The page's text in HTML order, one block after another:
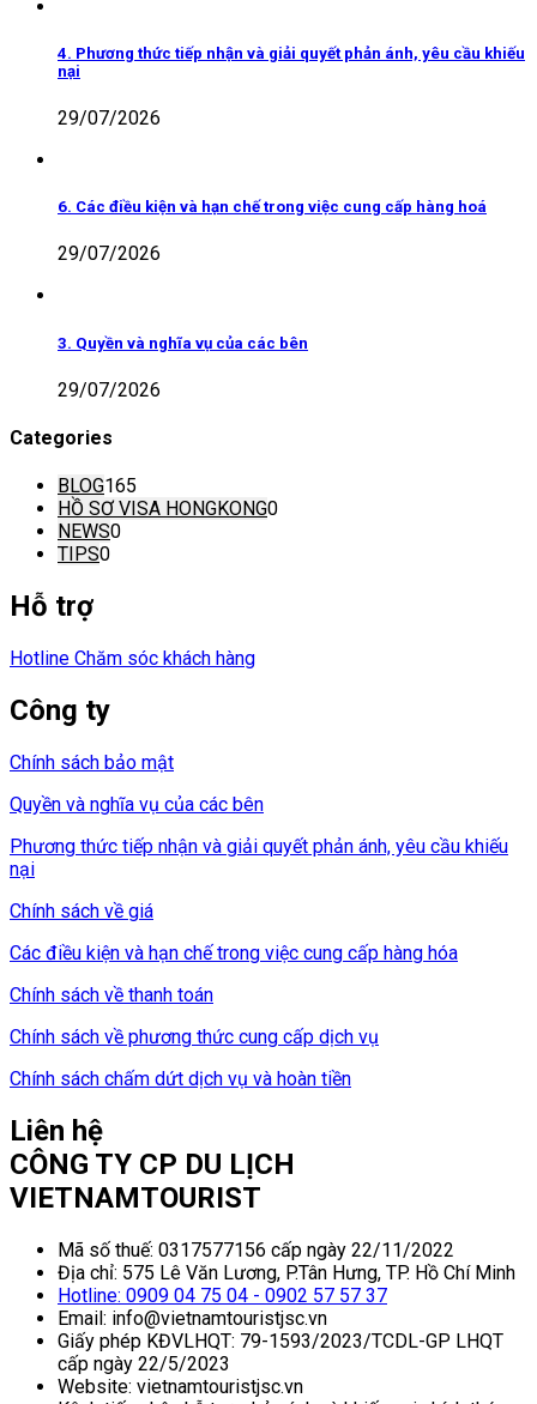
4. Phương thức tiếp nhận và giải quyết phản ánh, yêu cầu khiếu
nại
29/07/2026
6. Các điều kiện và hạn chế trong việc cung cấp hàng hoá
29/07/2026
3. Quyền và nghĩa vụ của các bên
29/07/2026
Categories
BLOG165
HỒ SƠ VISA HONGKONG0
NEWS0
TIPS0
Hỗ trợ
Hotline Chăm sóc khách hàng
Công ty
Chính sách bảo mật
Quyền và nghĩa vụ của các bên
Phương thức tiếp nhận và giải quyết phản ánh, yêu cầu khiếu
nại
Chính sách về giá
Các điều kiện và hạn chế trong việc cung cấp hàng hóa
Chính sách về thanh toán
Chính sách về phương thức cung cấp dịch vụ
Chính sách chấm dứt dịch vụ và hoàn tiền
Liên hệ
CÔNG TY CP DU LỊCH
VIETNAMTOURIST
Mã số thuế: 0317577156 cấp ngày 22/11/2022
Địa chỉ: 575 Lê Văn Lương, P.Tân Hưng, TP. Hồ Chí Minh
Hotline: 0909 04 75 04 - 0902 57 57 37
Email: info@vietnamtouristjsc.vn
Giấy phép KĐVLHQT: 79-1593/2023/TCDL-GP LHQT
cấp ngày 22/5/2023
Website: vietnamtouristjsc.vn